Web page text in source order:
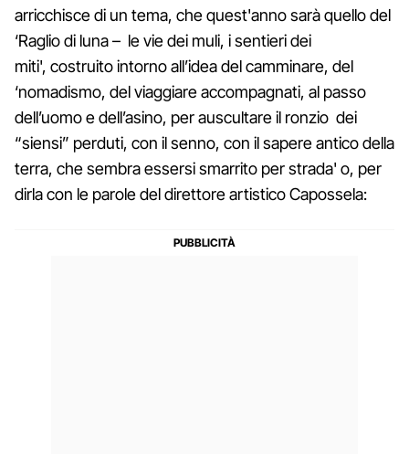
arricchisce di un tema, che quest'anno sarà quello del
‘Raglio di luna – le vie dei muli, i sentieri dei
miti', costruito intorno all’idea del camminare, del
‘nomadismo, del viaggiare accompagnati, al passo
dell’uomo e dell’asino, per auscultare il ronzio dei
“siensi” perduti, con il senno, con il sapere antico della
terra, che sembra essersi smarrito per strada' o, per
dirla con le parole del direttore artistico Capossela: